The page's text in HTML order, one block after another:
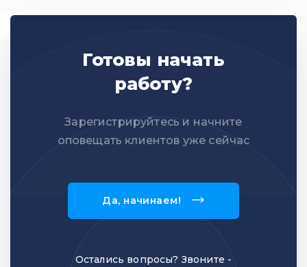
Готовы начать
работу?
Зарегистрируйтесь и начните
оповещать клиентов уже сейчас
Да, начинаем!
Остались вопросы? Звоните -